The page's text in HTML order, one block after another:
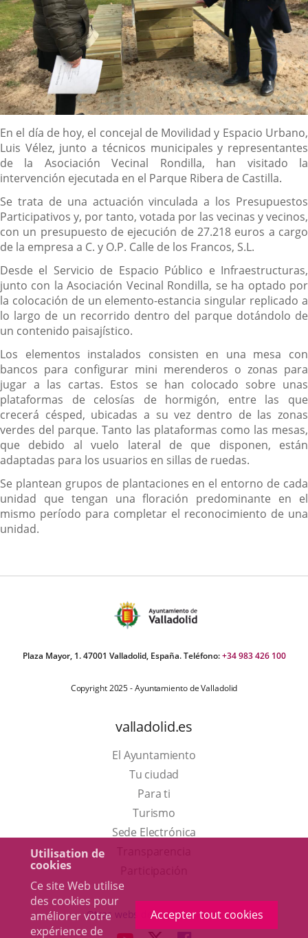
Utilisation de
cookies
Ce site Web utilise
des cookies pour
améliorer votre
expérience de
Accepter tout cookies
Descripción
En el día de hoy, el concejal de Movilidad y Espacio Urbano,
Luis Vélez, junto a técnicos municipales y representantes
de la Asociación Vecinal Rondilla, han visitado la
intervención ejecutada en el Parque Ribera de Castilla.
Se trata de una actuación vinculada a los Presupuestos
Participativos y, por tanto, votada por las vecinas y vecinos,
con un presupuesto de ejecución de 27.218 euros a cargo
de la empresa a C. y O.P. Calle de los Francos, S.L.
Desde el Servicio de Espacio Público e Infraestructuras,
junto con la Asociación Vecinal Rondilla, se ha optado por
la colocación de un elemento-estancia singular replicado a
lo largo de un recorrido dentro del parque dotándolo de
un contenido paisajístico.
Los elementos instalados consisten en una mesa con
bancos para configurar mini merenderos o zonas para
jugar a las cartas. Estos se han colocado sobre unas
plataformas de celosías de hormigón, entre las que
crecerá césped, ubicadas a su vez dentro de las zonas
verdes del parque. Tanto las plataformas como las mesas,
que debido al vuelo lateral de que disponen, están
adaptadas para los usuarios en sillas de ruedas.
Se plantean grupos de plantaciones en el entorno de cada
unidad que tengan una floración predominante en el
mismo período para completar el reconocimiento de una
unidad.
Plaza Mayor, 1. 47001 Valladolid, España. Teléfono:+34 983 426 100
Copyright 2025 - Ayuntamiento de Valladolid
valladolid.es
El Ayuntamiento
Tu ciudad
Para ti
TurismoEste
enlace
una
ventana
Sede Electrónica
externa.
Otras webs del ayuntamiento